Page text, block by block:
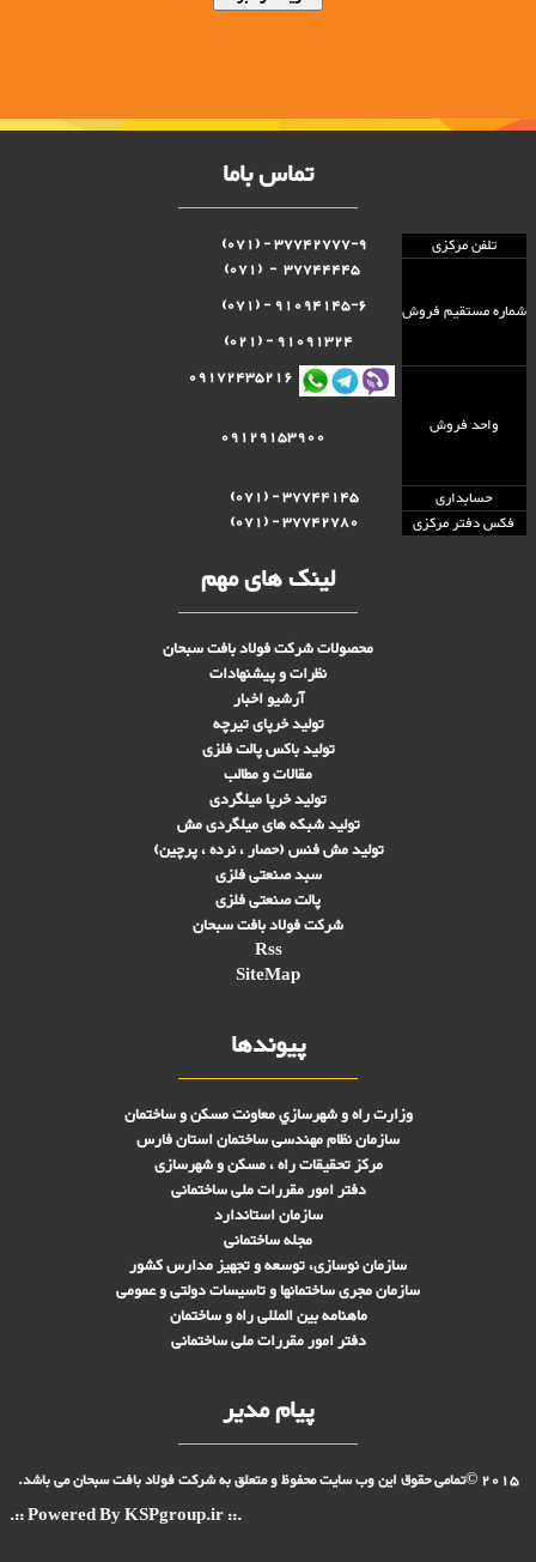
تماس باما
تلفن مرکزی 37742777-9 - (071)
شماره مستقيم فروش
91094145-6 - (071)
واحد فروش
09172435216
حسابداری
37744145 - (071)
فکس دفتر مرکزی
37742780 - (071)
لینک های مهم
محصولات شرکت فولاد بافت سبحان
نظرات و پیشنهادات
آرشیو اخبار
تولید خرپای تیرچه
تولید باکس پالت فلزی
مقالات و مطالب
تولید خرپا میلگردی
تولید شبکه های ميلگردی مش
تولید مش فنس (حصار ، نرده ، پرچین)
سبد صنعتی فلزی
پالت صنعتی فلزی
شرکت فولاد بافت سبحان
Rss
SiteMap
پیوندها
وزارت راه و شهرسازي معاونت مسکن و ساختمان
سازمان نظام مهندسی ساختمان استان فارس
مرکز تحقیقات راه ، مسکن و شهرسازی
دفتر امور مقررات ملی ساختمانی
سازمان استاندارد
مجله ساختمانی
سازمان نوسازی، توسعه و تجهیز مدارس کشور
سازمان مجری ساختمانها و تاسيسات دولتی و عمومی
ماهنامه بین المللی راه و ساختمان
دفتر امور مقررات ملی ساختمانی
پیام مدیر
2015 ©تمامی حقوق این وب سایت محفوظ و متعلق به شرکت فولاد بافت سبحان می باشد.
.:: Powered By KSPgroup.ir ::.